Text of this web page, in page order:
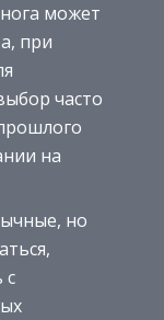
может
при
часто
на
но
с